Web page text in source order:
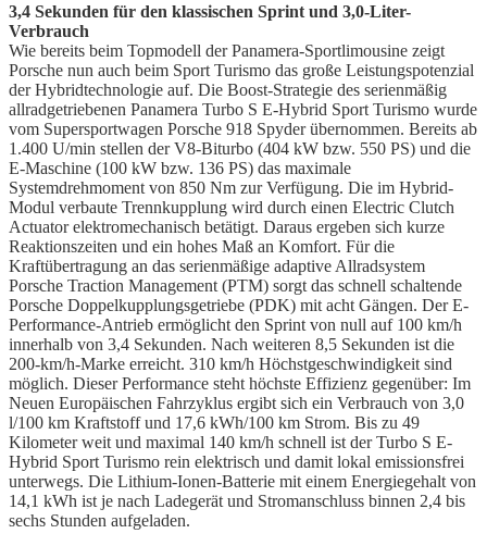
3,4 Sekunden für den klassischen Sprint und 3,0-Liter-
Verbrauch
Wie bereits beim Topmodell der Panamera-Sportlimousine zeigt
Porsche nun auch beim Sport Turismo das große Leistungspotenzial
der Hybridtechnologie auf. Die Boost-Strategie des serienmäßig
allradgetriebenen Panamera Turbo S E-Hybrid Sport Turismo wurde
vom Supersportwagen Porsche 918 Spyder übernommen. Bereits ab
1.400 U/min stellen der V8-Biturbo (404 kW bzw. 550 PS) und die
E-Maschine (100 kW bzw. 136 PS) das maximale
Systemdrehmoment von 850 Nm zur Verfügung. Die im Hybrid-
Modul verbaute Trennkupplung wird durch einen Electric Clutch
Actuator elektromechanisch betätigt. Daraus ergeben sich kurze
Reaktionszeiten und ein hohes Maß an Komfort. Für die
Kraftübertragung an das serienmäßige adaptive Allradsystem
Porsche Traction Management (PTM) sorgt das schnell schaltende
Porsche Doppelkupplungsgetriebe (PDK) mit acht Gängen. Der E-
Performance-Antrieb ermöglicht den Sprint von null auf 100 km/h
innerhalb von 3,4 Sekunden. Nach weiteren 8,5 Sekunden ist die
200-km/h-Marke erreicht. 310 km/h Höchstgeschwindigkeit sind
möglich. Dieser Performance steht höchste Effizienz gegenüber: Im
Neuen Europäischen Fahrzyklus ergibt sich ein Verbrauch von 3,0
l/100 km Kraftstoff und 17,6 kWh/100 km Strom. Bis zu 49
Kilometer weit und maximal 140 km/h schnell ist der Turbo S E-
Hybrid Sport Turismo rein elektrisch und damit lokal emissionsfrei
unterwegs. Die Lithium-Ionen-Batterie mit einem Energiegehalt von
14,1 kWh ist je nach Ladegerät und Stromanschluss binnen 2,4 bis
sechs Stunden aufgeladen.